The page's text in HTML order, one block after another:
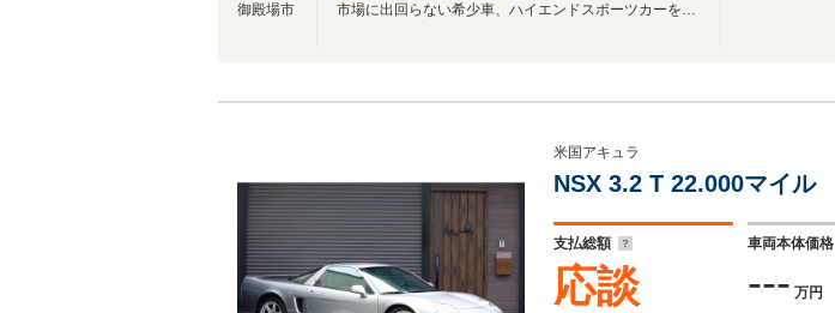
御殿場市
市場に出回らない希少車、ハイエンドスポーツカーをメインに取り扱っております。
米国アキュラ
NSX 3.2 T 22.000マイル
支払総額
応談
車両本体価格
--- 万円